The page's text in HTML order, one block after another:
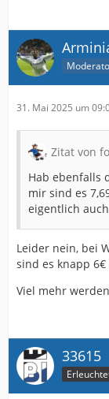
31. Mai 2025 um
Zitat von
Hab ebenfalls
mir sind es
eigentlich
Leider nein, bei
sind es knapp
Viel mehr
33615